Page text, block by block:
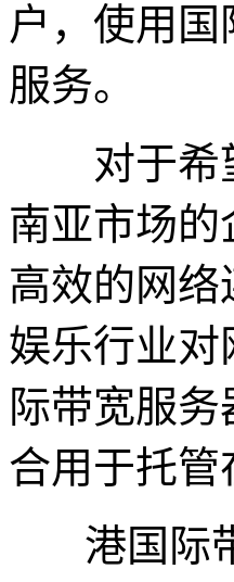
户，使用
服务。
对于希望
南亚市场
高效的网
娱乐行业
际带宽服
合用于托
港国际带